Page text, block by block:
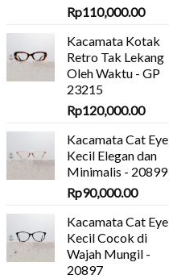
Rp110,000.00
Kacamata Kotak
Retro Tak Lekang
Oleh Waktu - GP
23215
Rp120,000.00
Kacamata Cat Eye
Kecil Elegan dan
Minimalis - 20899
Rp90,000.00
Kacamata Cat Eye
Kecil Cocok di
Wajah Mungil -
20897